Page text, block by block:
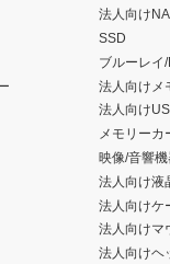
法人向け
SSD
ブルーレイ
法人向けメ
法人向け
メモリーカ
映像/音響
法人向け液
法人向けケ
法人向けマ
法人向けヘ